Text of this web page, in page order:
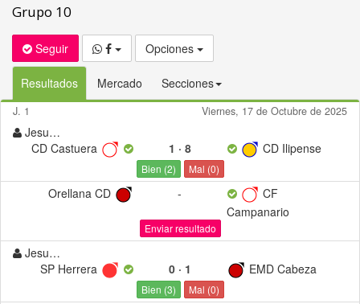
Grupo 10
Seguir Opciones
Resultados Mercado Secciones
J. 1 Viernes, 17 de Octubre de 2025
Jesus1234
CD Castuera
1 · 8 CD Ilipense
Bien (2) Mal (0)
Orellana CD -
CF
Campanario
Enviar resultado
Jesus1234
SP Herrera
0· 1 EMD Cabeza
Bien (3) Mal (0)